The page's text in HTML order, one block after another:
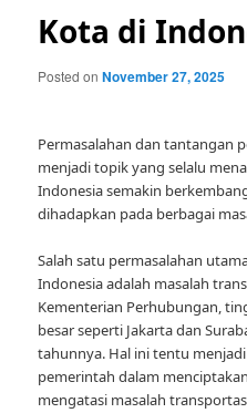
Kota di
Posted onNovember 27, 2025
Permasalahan dan tantangan
menjadi topik yang selalu
Indonesia semakin
dihadapkan pada berbagai
Salah satu permasalahan
Indonesia adalah masalah
Kementerian Perhubungan,
besar seperti Jakarta dan
tahunnya. Hal ini tentu
pemerintah dalam
mengatasi masalah